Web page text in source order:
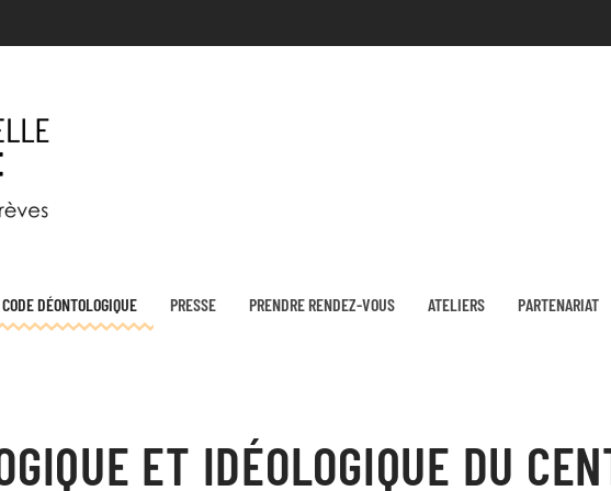
CODE DÉONTOLOGIQUE PRESSE PRENDRE RENDEZ-VOUS ATELIERS PARTENARIAT
ET IDÉOLOGIQUE DU